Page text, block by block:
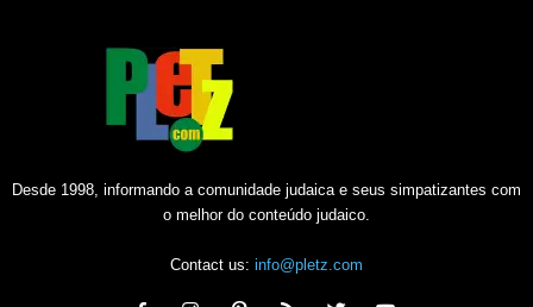
Desde 1998, informando a comunidade judaica e seus simpatizantes com
o melhor do conteúdo judaico.
Contact us: info@pletz.com